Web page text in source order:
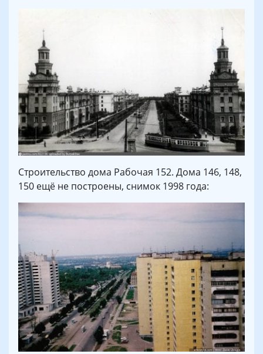
Строительство дома Рабочая 152. Дома 146, 148,
150 ещё не построены, снимок 1998 года: